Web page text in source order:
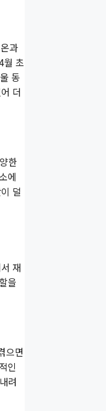
과
월 초
동
더
한
에
덜
재
을
으면
인
려